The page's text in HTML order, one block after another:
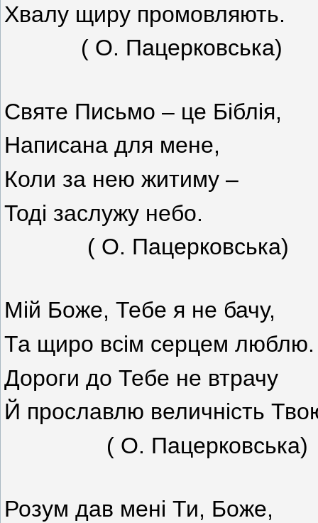
Хвалу щиру промовляють.
( О. Пацерковська)
Святе Письмо – це Біблія,
Написана для мене,
Коли за нею житиму –
Тоді заслужу небо.
( О. Пацерковська)
Мій Боже, Тебе я не бачу,
Та щиро всім серцем люблю.
Дороги до Тебе не втрачу
Й прославлю величність
( О. Пацерковська)
Розум дав мені Ти, Боже,